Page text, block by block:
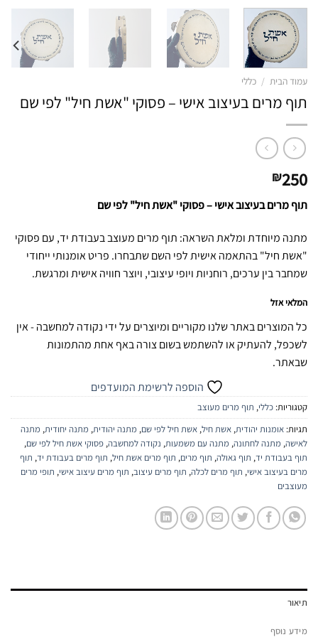
עמוד הבית / כללי
תוף מרים בעיצוב אישי – פסוקי "אשת חיל" לפי שם
₪250
תוף מרים בעיצוב אישי – פסוקי "אשת חיל" לפי שם
מתנה מיוחדת ומלאת השראה: תוף מרים מעוצב בעבודת יד, עם פסוקי
"אשת חיל" בהתאמה אישית לפי השם שתבחרו. פריט אומנותי ייחודי
שמחבר בין ערכים, רוחניות ויופי עיצובי, ויוצר חוויה אישית ומרגשת.
המלאי אזל
כל המוצרים באתר שלנו מקוריים ומיוצרים על ידי נקודה למחשבה - אין
לשכפל, להעתיק או להשתמש בשום צורה באף אחת מהתמונות
שבאתר.
הוספה לרשימת המועדפים
קטגוריות: כללי, תוף מרים מעוצב
תגיות: אומנות יהודית, אשת חיל, אשת חיל לפי שם, מתנה יהודית, מתנה יחודית, מתנה
לאישה, מתנה לחתונה, מתנה עם משמעות, נקודה למחשבה, פסוקי אשת חיל לפי שם,
תוף בעבודת יד, תוף גאולה, תוף מרים, תוף מרים אשת חיל, תוף מרים בעבודת יד, תוף
מרים בעיצוב אישי, תוף מרים לכלה, תוף מרים עיצוב, תוף מרים עיצוב אישי, תופי מרים
מעוצבים
תיאור
מידע נוסף